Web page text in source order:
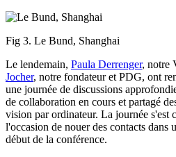
Fig 3. Le Bund, Shanghai
Le lendemain, Paula Derrenger, notre
Jocher, notre fondateur et PDG, ont
une journée de discussions
de collaboration en cours et partagé
vision par ordinateur. La journée s'est
l'occasion de nouer des contacts dans
début de la conférence.